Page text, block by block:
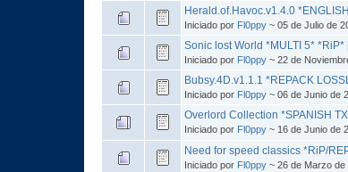
Herald.of.Havoc.v1.4.0
Iniciado por Fl0ppy ~ 05 de Julio de
Sonic lost World *MULTI 5* *RiP*
Iniciado por Fl0ppy ~ 22 de
Bubsy.4D.v1.1.1 *REPACK
Iniciado por Fl0ppy ~ 06 de Junio de
Overlord Collection *SPANISH
Iniciado por Fl0ppy ~ 16 de Junio de
Need for speed classics *RiP/
Iniciado por Fl0ppy ~ 26 de Marzo